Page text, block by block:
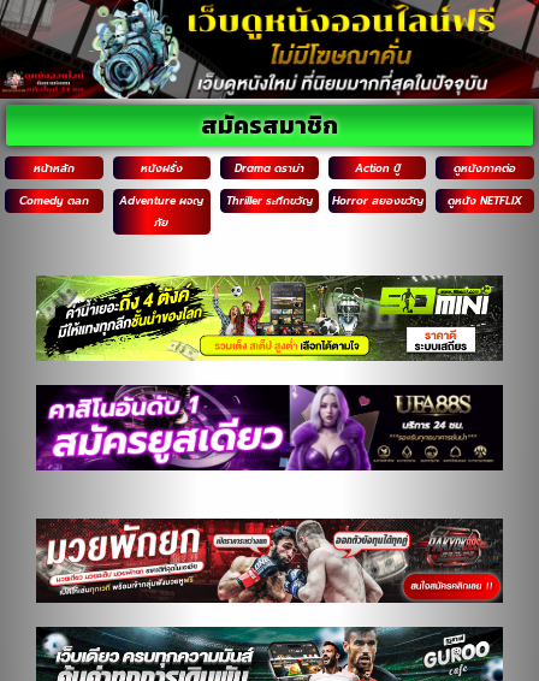
หน้าหลัก หนังฝรั่ง Drama ดราม่า Action บู๊
ดูหนังภาคต่อ
Comedy ตลก
Adventure ผจญ
ภัย
Thriller ระทึกขวัญ Horror สยองขวัญ ดูหนัง NETFLIX
สมัครสมาชิก